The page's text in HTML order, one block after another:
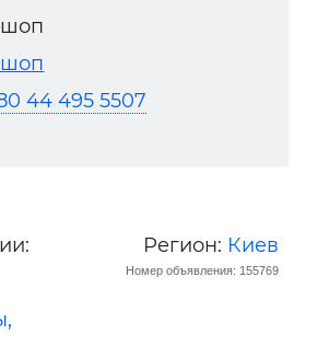
44 495 5507
Регион: Киев
Номер объявления: 155769